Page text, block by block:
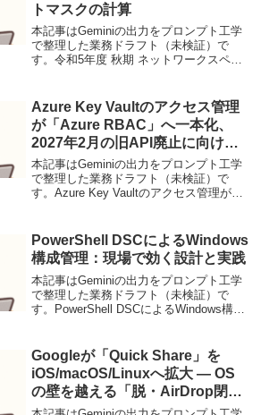
トマスクの計算
本記事はGeminiの出力をプロンプト工学
で整理した業務ドラフト（未検証）で
す。令和5年度 秋期 ネットワークスペシ
ドレス数を算出する基本計算を問う。ネ
ットワ...
Azure Key Vaultのアクセス管理
が「Azure RBAC」へ一本化、
2027年2月の旧API廃止に向けた
移行が加速
本記事はGeminiの出力をプロンプト工学
で整理した業務ドラフト（未検証）で
す。Azure Key Vaultのアクセス管理が
はKey Vau...
PowerShell DSCによるWindows
構成管理：現場で効く設計と実践
本記事はGeminiの出力をプロンプト工学
で整理した業務ドラフト（未検証）で
す。PowerShell DSCによるWindows構成
アントの構成管理は、システムの安定
性...
Googleが「Quick Share」を
iOS/macOS/Linuxへ拡大 ― OS
の壁を越える「脱・AirDrop閉鎖
経済」の衝撃